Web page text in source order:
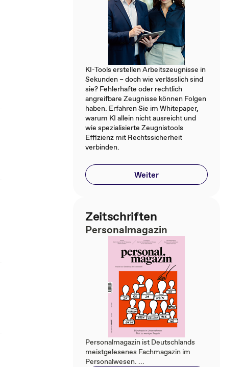
KI-Tools erstellen Arbeitszeugnisse in
Sekunden – doch wie verlässlich sind
sie? Fehlerhafte oder rechtlich
angreifbare Zeugnisse können Folgen
haben. Erfahren Sie im Whitepaper,
warum KI allein nicht ausreicht und
wie spezialisierte Zeugnistools
Effizienz mit Rechtssicherheit
verbinden.
Weiter
Zeitschriften
Personalmagazin
Personalmagazin ist Deutschlands
meistgelesenes Fachmagazin im
Personalwesen. ...